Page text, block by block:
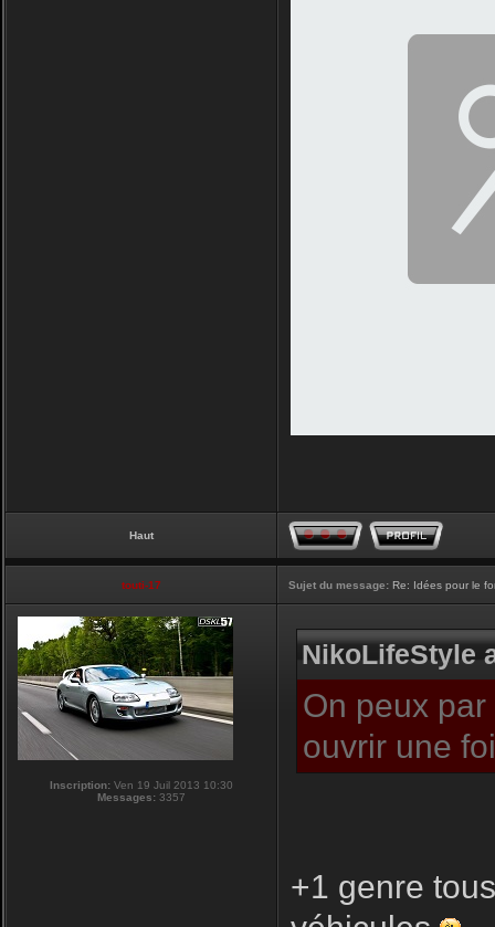
Haut
touti-17 Sujet du message: Re: Idées pour le
Inscription: Ven 19 Juil 2013 10:30
Messages: 3357
NikoLifeStyle
On peux
ouvrir une
+1 genre